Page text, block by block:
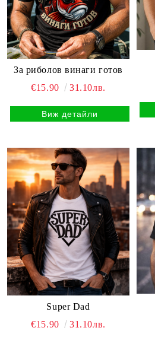
За риболов винаги готов
€15.90
31.10лв.
Виж детайли
Super Dad
€15.90
31.10лв.